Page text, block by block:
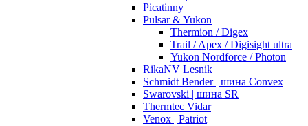
Picatinny
Pulsar & Yukon
Thermion / Digex
Trail / Apex / Digisight ultra
Yukon Nordforce / Photon
RikaNV Lesnik
Schmidt Bender | шина Convex
Swarovski | шина SR
Thermtec Vidar
Venox | Patriot